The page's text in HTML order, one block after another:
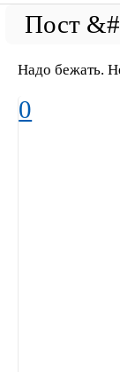
Надо бежать.
0